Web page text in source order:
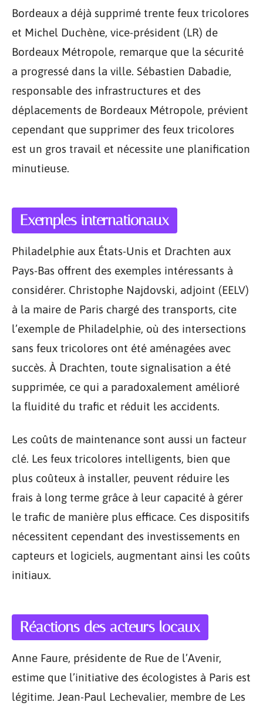
Bordeaux a déjà supprimé trente feux tricolores
et Michel Duchène, vice-président (LR) de
Bordeaux Métropole, remarque que la sécurité
a progressé dans la ville. Sébastien Dabadie,
responsable des infrastructures et des
déplacements de Bordeaux Métropole, prévient
cependant que supprimer des feux tricolores
est un gros travail et nécessite une planification
minutieuse.
Exemples internationaux
Philadelphie aux États-Unis et Drachten aux
Pays-Bas offrent des exemples intéressants à
considérer. Christophe Najdovski, adjoint (EELV)
à la maire de Paris chargé des transports, cite
l’exemple de Philadelphie, où des intersections
sans feux tricolores ont été aménagées avec
succès. À Drachten, toute signalisation a été
supprimée, ce qui a paradoxalement amélioré
la fluidité du trafic et réduit les accidents.
Les coûts de maintenance sont aussi un facteur
clé. Les feux tricolores intelligents, bien que
plus coûteux à installer, peuvent réduire les
frais à long terme grâce à leur capacité à gérer
le trafic de manière plus efficace. Ces dispositifs
nécessitent cependant des investissements en
capteurs et logiciels, augmentant ainsi les coûts
initiaux.
Réactions des acteurs locaux
Anne Faure, présidente de Rue de l’Avenir,
estime que l’initiative des écologistes à Paris est
légitime. Jean-Paul Lechevalier, membre de Les